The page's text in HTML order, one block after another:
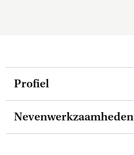
Profiel
Nevenwerkzaamheden